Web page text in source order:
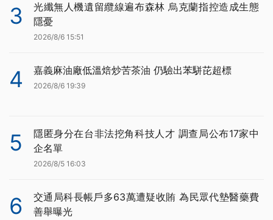
3
光纖無人機遺留纜線遍布森林 烏克蘭指控造成生態
隱憂
2026/8/6 15:51
4 嘉義麻油廠低溫焙炒苦茶油 仍驗出苯駢芘超標
2026/8/6 19:39
5
隱匿身分在台非法挖角科技人才 調查局公布17家中
企名單
2026/8/5 16:03
6
交通局科長帳戶多63萬遭疑收賄 為民眾代墊醫藥費
善舉曝光